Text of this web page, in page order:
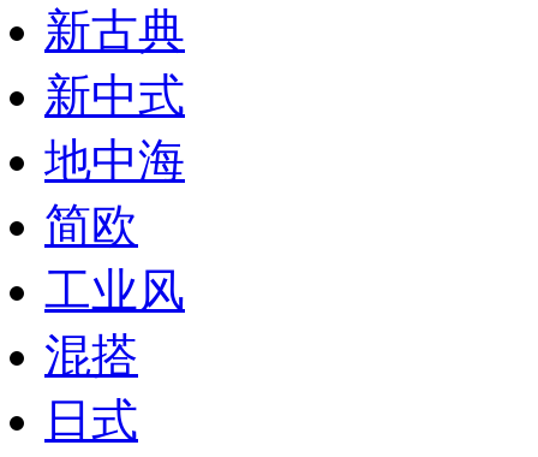
新古典
新中式
地中海
简欧
工业风
混搭
日式